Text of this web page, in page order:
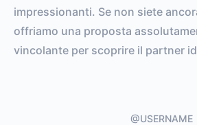
impressionanti. Se non siete
offriamo una proposta
vincolante per scoprire il partner
@USERNAME